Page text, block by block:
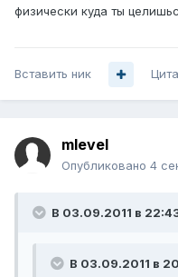
физически куда ты
Вставить ник
mlevel
Опубликовано 4
В 03.09.2011 в
В 03.09.2011 в